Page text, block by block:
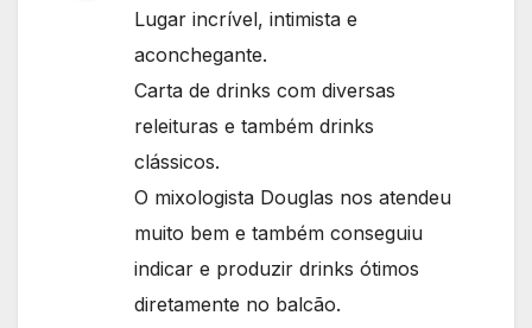
Lugar incrível, intimista e
aconchegante.
Carta de drinks com diversas
releituras e também drinks
clássicos.
O mixologista Douglas nos atendeu
muito bem e também conseguiu
indicar e produzir drinks ótimos
diretamente no balcão.